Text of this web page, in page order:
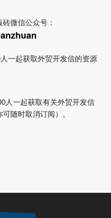
微信公众号：
一起获取外贸开发信的资源
人一起获取有关外贸开发信
随时取消订阅）。